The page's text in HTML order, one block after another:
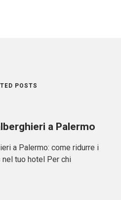
POSTS
a Palermo
a Palermo: come ridurre i
tuo hotel Per chi